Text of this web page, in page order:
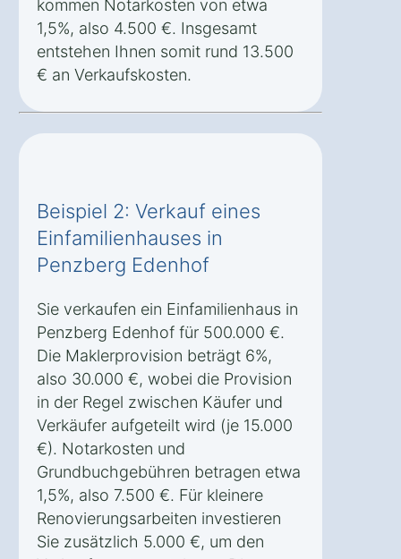
kommen Notarkosten von etwa
1,5%, also 4.500 €. Insgesamt
entstehen Ihnen somit rund 13.500
€ an Verkaufskosten.
Beispiel 2: Verkauf eines
Einfamilienhauses in
Penzberg Edenhof
Sie verkaufen ein Einfamilienhaus in
Penzberg Edenhof für 500.000 €.
Die Maklerprovision beträgt 6%,
also 30.000 €, wobei die Provision
in der Regel zwischen Käufer und
Verkäufer aufgeteilt wird (je 15.000
€). Notarkosten und
Grundbuchgebühren betragen etwa
1,5%, also 7.500 €. Für kleinere
Renovierungsarbeiten investieren
Sie zusätzlich 5.000 €, um den